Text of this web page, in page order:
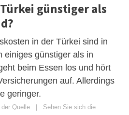
günstiger als
in der Türkei sind in
einiges günstiger als in
beim Essen los und hört
auf. Allerdings
geringer.
Quelle | Sehen Sie sich die